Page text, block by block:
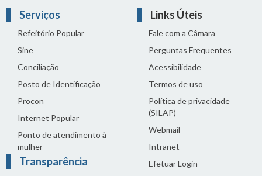
Serviços
Refeitório Popular
Sine
Conciliação
Posto de Identificação
Procon
Internet Popular
Ponto de atendimento à
mulher
Transparência
Links Úteis
Fale com a Câmara
Perguntas Frequentes
Acessibilidade
Termos de uso
Política de privacidade
(SILAP)
Webmail
Intranet
Efetuar Login